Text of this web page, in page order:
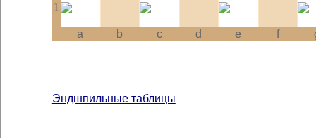
1
a b c d e f
Эндшпильные таблицы